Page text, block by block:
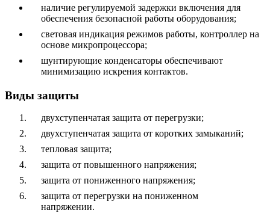
наличие регулируемой задержки включения для
обеспечения безопасной работы оборудования;
световая индикация режимов работы, контроллер на
основе микропроцессора;
шунтирующие конденсаторы обеспечивают
минимизацию искрения контактов.
Виды защиты
двухступенчатая защита от перегрузки;
двухступенчатая защита от коротких замыканий;
тепловая защита;
защита от повышенного напряжения;
защита от пониженного напряжения;
защита от перегрузки на пониженном
напряжении.